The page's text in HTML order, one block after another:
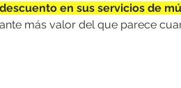
en sus servicios de
más valor del que parece